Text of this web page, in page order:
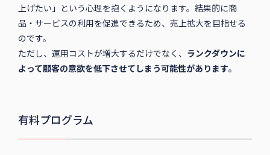
上げたい」という心理を抱くようになります。結果的に商
品・サービスの利用を促進できるため、売上拡大を目指せる
のです。
ただし、運用コストが増大するだけでなく、 ランクダウンに
よって顧客の意欲を低下させてしまう可能性があります。
有料プログラム